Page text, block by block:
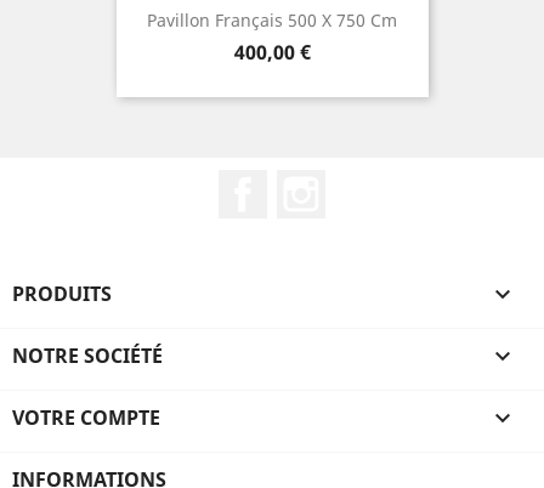
Pavillon Français 500 X 750 Cm
Prix
400,00 €
PRODUITS 
NOTRE SOCIÉTÉ 
VOTRE COMPTE 
INFORMATIONS